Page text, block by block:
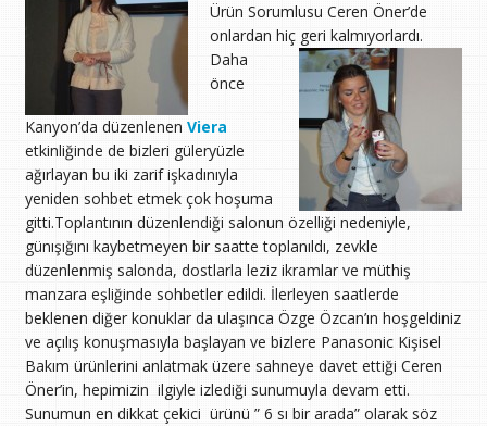
Ürün Sorumlusu Ceren Öner’de
onlardan hiç geri kalmıyorlardı.
Daha
önce
Kanyon’da düzenlenen Viera
etkinliğinde de bizleri güleryüzle
ağırlayan bu iki zarif işkadınıyla
yeniden sohbet etmek çok hoşuma
gitti.Toplantının düzenlendiği salonun özelliği nedeniyle,
günışığını kaybetmeyen bir saatte toplanıldı, zevkle
düzenlenmiş salonda, dostlarla leziz ikramlar ve müthiş
manzara eşliğinde sohbetler edildi. İlerleyen saatlerde
beklenen diğer konuklar da ulaşınca Özge Özcan’ın hoşgeldiniz
ve açılış konuşmasıyla başlayan ve bizlere Panasonic Kişisel
Bakım ürünlerini anlatmak üzere sahneye davet ettiği Ceren
Öner’in, hepimizin ilgiyle izlediği sunumuyla devam etti.
Sunumun en dikkat çekici ürünü ” 6 sı bir arada” olarak söz